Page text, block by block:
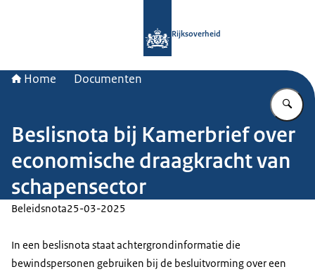
Rijksoverheid
Home Documenten
Beslisnota bij Kamerbrief over
economische draagkracht van
schapensector
Beleidsnota25-03-2025
In een beslisnota staat achtergrondinformatie die
bewindspersonen gebruiken bij de besluitvorming over een